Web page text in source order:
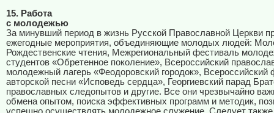
15. Работа
с молодежью
За минувший период в жизнь Русской Православной Церкви
ежегодные мероприятия, объединяющие молодых людей:
Рождественские чтения, Межрегиональный фестиваль
студентов «Обретенное поколение», Всероссийский
молодежный лагерь «Феодоровский городок», Всероссийский
авторской песни «Исповедь сердца», Георгиевский парад
православных следопытов и другие. Все они чрезвычайно
обмена опытом, поиска эффективных программ и методик,